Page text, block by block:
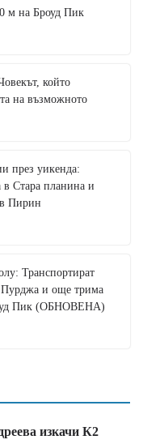
м на Броуд Пик
който
на възможното
през уикенда:
в Стара планина и
Пирин
Транспортират
Пурджа и още трима
Пик (ОБНОВЕНА)
изкачи К2